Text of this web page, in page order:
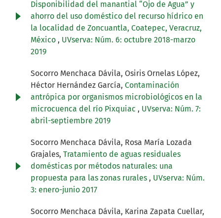
Disponibilidad del manantial “Ojo de Agua” y
ahorro del uso doméstico del recurso hídrico en
la localidad de Zoncuantla, Coatepec, Veracruz,
México , UVserva: Núm. 6: octubre 2018-marzo
2019
Socorro Menchaca Dávila, Osiris Ornelas López,
Héctor Hernández García, Contaminación
antrópica por organismos microbiológicos en la
microcuenca del río Pixquiac , UVserva: Núm. 7:
abril-septiembre 2019
Socorro Menchaca Dávila, Rosa María Lozada
Grajales, Tratamiento de aguas residuales
domésticas por métodos naturales: una
propuesta para las zonas rurales , UVserva: Núm.
3: enero-junio 2017
Socorro Menchaca Dávila, Karina Zapata Cuellar,